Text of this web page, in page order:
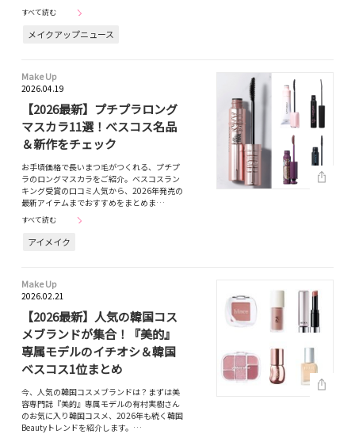
すべて読む
メイクアップニュース
Make Up
2026.04.19
【2026最新】プチプラロング
マスカラ11選！べスコス名品
＆新作をチェック
お手頃価格で長いまつ毛がつくれる、プチプ
ラのロングマスカラをご紹介。ベスコスラン
キング受賞の口コミ人気から、2026年発売の
最新アイテムまでおすすめをまとめま…
すべて読む
アイメイク
Make Up
2026.02.21
【2026最新】人気の韓国コス
メブランドが集合！『美的』
専属モデルのイチオシ＆韓国
ベスコス1位まとめ
今、人気の韓国コスメブランドは？まずは美
容専門誌『美的』専属モデルの有村実樹さん
のお気に入り韓国コスメ、2026年も続く韓国
Beautyトレンドを紹介します。…